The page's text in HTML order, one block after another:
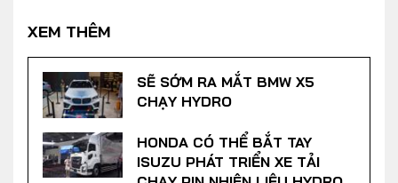
XEM THÊM
SẼ SỚM RA MẮT BMW X5
CHẠY HYDRO
HONDA CÓ THỂ BẮT TAY
ISUZU PHÁT TRIỂN XE TẢI